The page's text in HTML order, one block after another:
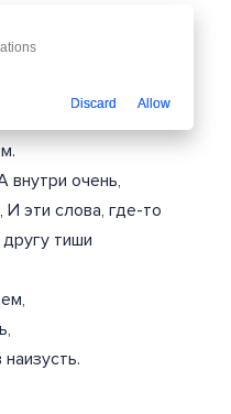
Чтобы любить без
внутри очень,
эти слова, где-то
тиши
Discard Allow